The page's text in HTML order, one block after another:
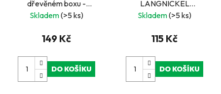
dřevěném boxu -
CR5009/GE
Skladem(>5 ks)
149 Kč
DO KOŠÍKU
LANGNICKEL
Akvarelové pastelky, 12
Skladem(>5 ks)
115 Kč
DO KOŠÍKU